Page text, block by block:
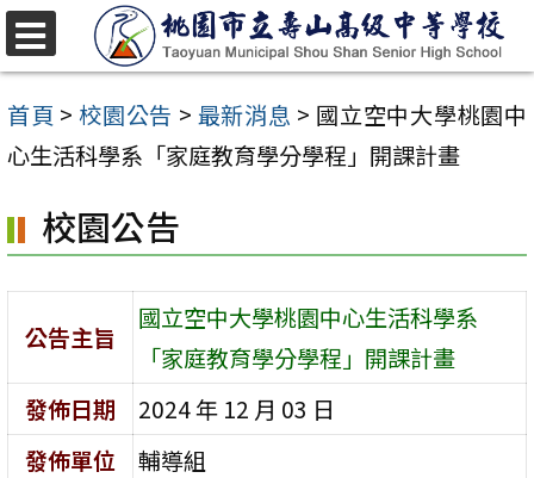
跳
至
主
要
容
區
首頁 > 校園公告 > 最新消息 > 國立空中大學桃園中
心生活科學系「家庭教育學分學程」開課計畫
校園公告
公告主旨
國立空中大學桃園中心生活科學系
「家庭教育學分學程」開課計畫
發佈日期
2024 年 12 月 03 日
發佈單位
輔導組
選
單